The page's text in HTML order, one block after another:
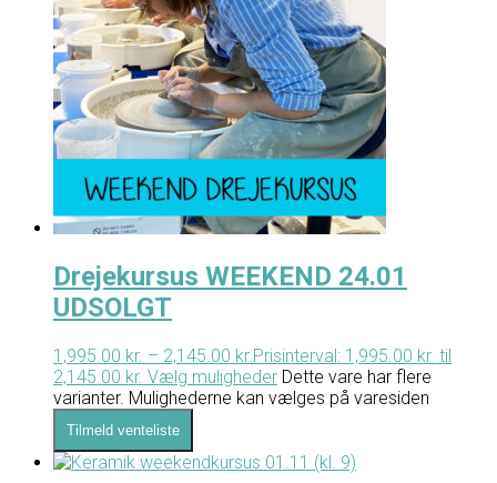
Drejekursus WEEKEND 24.01
UDSOLGT
1,995.00 kr. – 2,145.00 kr. Prisinterval: 1,995.00 kr. til
2,145.00 kr. Vælg muligheder Dette vare har flere
varianter. Mulighederne kan vælges på varesiden
Tilmeld venteliste